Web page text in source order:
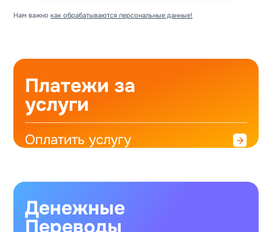
Нам важнокак обрабатываются персональные данные!
Платежи за
услуги
Оплатить услугу
Денежные